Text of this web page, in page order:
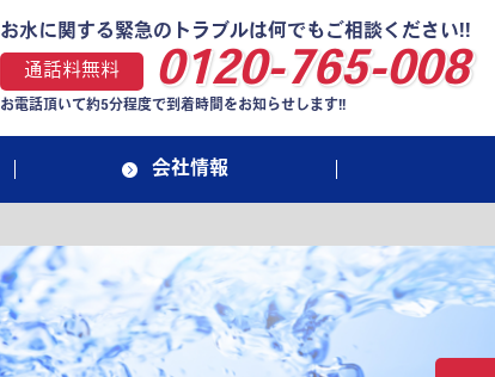
お水に関する緊急のトラブルは何でもご相談ください!!
通話料無料 0120-765-008
お電話頂いて約5分程度で到着時間をお知らせします!!
会社情報